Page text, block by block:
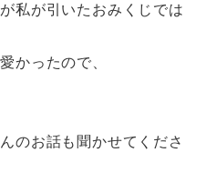
私が引いたおみくじでは
かったので、
のお話も聞かせてくださ